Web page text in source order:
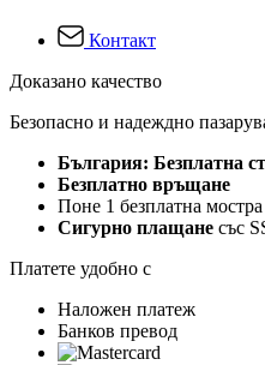
Контакт
Доказано качество
Безопасно и надеждно
България: Безплатна
Безплатно връщане
Поне 1 безплатна
Сигурно плащане със
Платете удобно с
Наложен платеж
Банков превод